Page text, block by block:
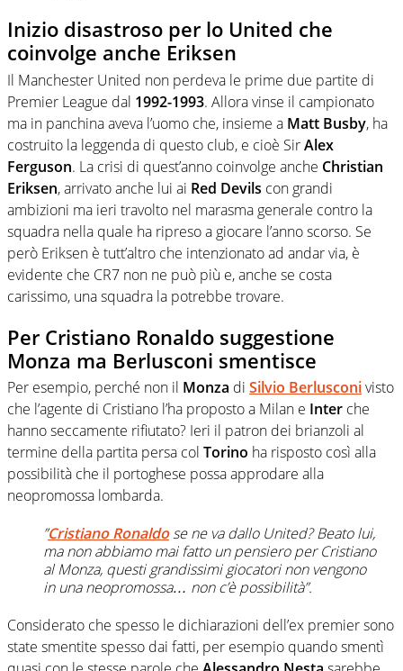
Inizio disastroso per lo United che
coinvolge anche Eriksen
Il Manchester United non perdeva le prime due partite di
Premier League dal 1992-1993. Allora vinse il campionato
ma in panchina aveva l’uomo che, insieme a Matt Busby, ha
costruito la leggenda di questo club, e cioè SirAlex
Ferguson. La crisi di quest’anno coinvolge anche Christian
Eriksen, arrivato anche lui ai Red Devils con grandi
ambizioni ma ieri travolto nel marasma generale contro la
squadra nella quale ha ripreso a giocare l’anno scorso. Se
però Eriksen è tutt’altro che intenzionato ad andar via, è
evidente che CR7 non ne può più e, anche se costa
carissimo, una squadra la potrebbe trovare.
Per Cristiano Ronaldo suggestione
Monza ma Berlusconi smentisce
Per esempio, perché non il Monza di Silvio Berlusconivisto
che l’agente di Cristiano l’ha proposto a Milan e Inter che
hanno seccamente rifiutato? Ieri il patron dei brianzoli al
termine della partita persa col Torino ha risposto così alla
possibilità che il portoghese possa approdare alla
neopromossa lombarda.
”Cristiano Ronaldose ne va dallo United? Beato lui,
ma non abbiamo mai fatto un pensiero per Cristiano
al Monza, questi grandissimi giocatori non vengono
in una neopromossa… non c’è possibilità”.
Considerato che spesso le dichiarazioni dell’ex premier sono
state smentite spesso dai fatti, per esempio quando smentì